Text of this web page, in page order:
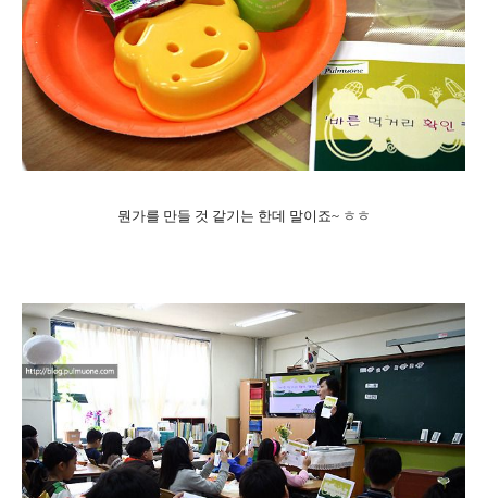
뭔가를 만들 것 같기는 한데 말이죠~ ㅎㅎ